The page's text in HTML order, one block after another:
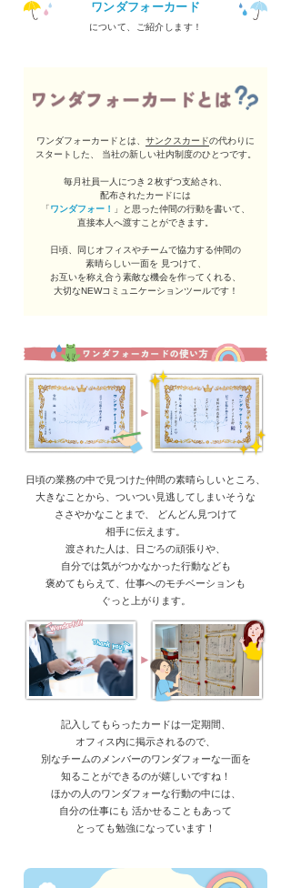
ワンダフォーカード
について、ご紹介します！
ワンダフォーカードとは、 サンクスカードの代わりに
スタートした、 当社の新しい社内制度のひとつです。
毎月社員一人につき２枚ずつ支給され、
配布されたカードには
「ワンダフォー！
」と思った仲間の行動を書いて、
直接本人へ渡すことができます。
日頃、同じオフィスやチームで協力する仲間の
素晴らしい一面を 見つけて、
お互いを称え合う素敵な機会を作ってくれる、
大切なNEWコミュニケーションツールです！
日頃の業務の中で見つけた仲間の素晴らしいところ、
大きなことから、ついつい見逃してしまいそうな
ささやかなことまで、 どんどん見つけて
相手に伝えます。
渡された人は、日ごろの頑張りや、
自分では気がつかなかった行動なども
褒めてもらえて、仕事へのモチベーションも
ぐっと上がります。
記入してもらったカードは一定期間、
オフィス内に掲示されるので、
別なチームのメンバーのワンダフォーな一面を
知ることができるのが嬉しいですね！
ほかの人のワンダフォーな行動の中には、
自分の仕事にも 活かせることもあって
とっても勉強になっています！